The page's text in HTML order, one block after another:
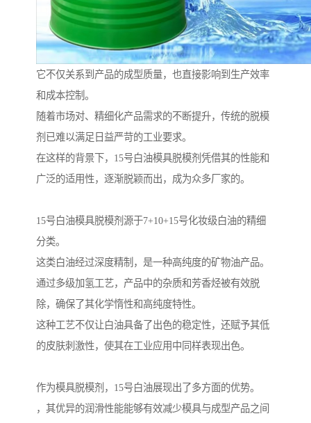
它不仅关系到产品的成型质量，也直接影响到生产效率
和成本控制。
随着市场对、精细化产品需求的不断提升，传统的脱模
剂已难以满足日益严苛的工业要求。
在这样的背景下，15号白油模具脱模剂凭借其的性能和
广泛的适用性，逐渐脱颖而出，成为众多厂家的。
15号白油模具脱模剂源于7+10+15号化妆级白油的精细
分类。
这类白油经过深度精制，是一种高纯度的矿物油产品。
通过多级加氢工艺，产品中的杂质和芳香烃被有效脱
除，确保了其化学惰性和高纯度特性。
这种工艺不仅让白油具备了出色的稳定性，还赋予其低
的皮肤刺激性，使其在工业应用中同样表现出色。
作为模具脱模剂，15号白油展现出了多方面的优势。
，其优异的润滑性能能够有效减少模具与成型产品之间